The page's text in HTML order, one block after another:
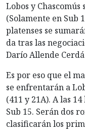
Lobos y
(Solamente en Sub
platenses se
da tras las
Darío Allende
Es por eso que el
se enfrentarán a
(411 y 21A). A las
Sub 15. Serán dos
clasificarán los